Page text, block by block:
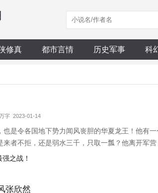
修真 都市言情 历史军事 科
字 2023-01-14
也是令各国地下势力闻风丧胆的华夏龙王！他有
来者不拒，还是弱水三千，只取一瓢？他离开军
之战！
张欣然